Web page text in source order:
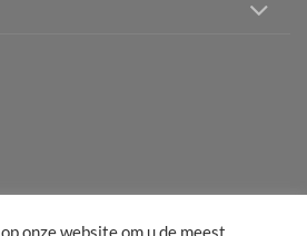
onze website om u de meest